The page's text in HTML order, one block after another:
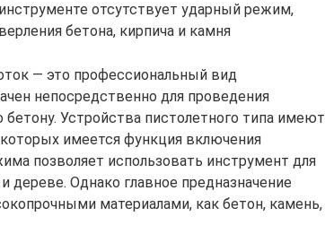
отсутствует ударный режим,
бетона, кирпича и камня
— это профессиональный вид
непосредственно для проведения
Устройства пистолетного типа имеют
имеется функция включения
позволяет использовать инструмент для
дереве. Однако главное предназначение
материалами, как бетон, камень,